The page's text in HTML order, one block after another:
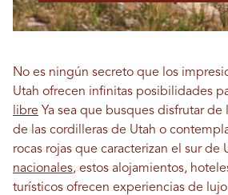
No es ningún secreto que los
Utah ofrecen infinitas posibilidades
libre Ya sea que busques disfrutar de
de las cordilleras de Utah o
rocas rojas que caracterizan el sur de
nacionales, estos alojamientos,
turísticos ofrecen experiencias de